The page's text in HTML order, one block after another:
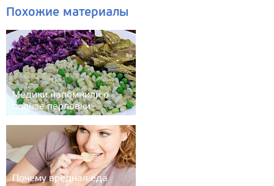
Похожие материалы
Медики напомнили о
пользе перловки
Почему вредная еда